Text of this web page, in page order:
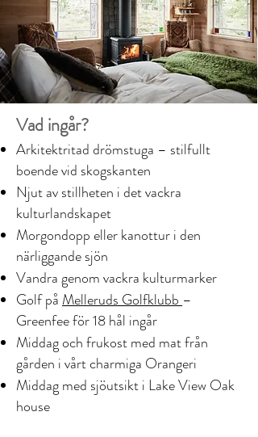
Vad ingår?
Arkitektritad drömstuga – stilfullt
boende vid skogskanten
Njut av stillheten i det vackra
kulturlandskapet
Morgondopp eller kanottur i den
närliggande sjön
Vandra genom vackra kulturmarker
Golf på Melleruds Golfklubb –
Greenfee för 18 hål ingår
Middag och frukost med mat från
gården i vårt charmiga Orangeri
Middag med sjöutsikt i Lake View Oak
house